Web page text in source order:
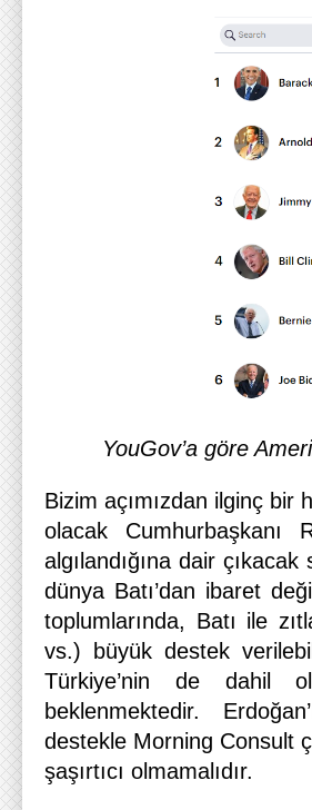
YouGov’a göre
Bizim açımızdan ilginç bir
olacak Cumhurbaşkanı
algılandığına dair
dünya Batı’dan ibaret
toplumlarında, Batı ile
vs.) büyük destek
Türkiye’nin de dahil
beklenmektedir.
destekle Morning Consult
şaşırtıcı olmamalıdır.